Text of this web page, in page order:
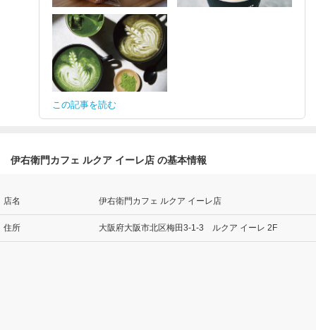
この記事を読む
伊右衛門カフェ ルクア イーレ店 の基本情報
店名 伊右衛門カフェ ルクア イーレ店
住所 大阪府大阪市北区梅田3-1-3 ルクア イーレ 2F